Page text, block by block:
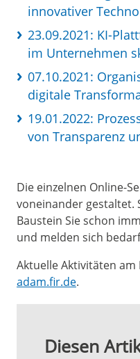
innovativer
23.09.2021: KI-
im Unternehmen
07.10.2021:
digitale
19.01.2022:
von Transparenz
Die einzelnen Online-
voneinander gestaltet.
Baustein Sie schon
und melden sich
Aktuelle Aktivitäten am
adam.fir.de.
Diesen